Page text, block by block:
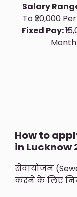
Salary
To ₹20,000
Fixed Pay:
Month
How to
in Lucknow
सेवायोजन
करने के लिए